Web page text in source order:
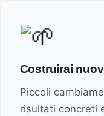
Costruirai
Piccoli
risultati concreti